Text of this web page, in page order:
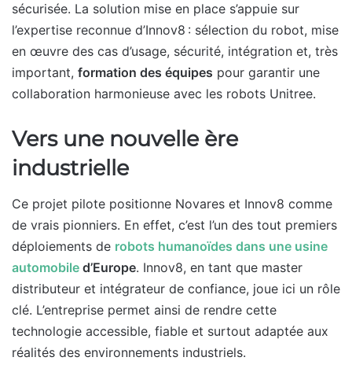
sécurisée. La solution mise en place s’appuie sur
l’expertise reconnue d’Innov8 : sélection du robot, mise
en œuvre des cas d’usage, sécurité, intégration et, très
important, formation des équipes pour garantir une
collaboration harmonieuse avec les robots Unitree.
Vers une nouvelle ère
industrielle
Ce projet pilote positionne Novares et Innov8 comme
de vrais pionniers. En effet, c’est l’un des tout premiers
déploiements de robots humanoïdes dans une usine
automobile d’Europe. Innov8, en tant que master
distributeur et intégrateur de confiance, joue ici un rôle
clé. L’entreprise permet ainsi de rendre cette
technologie accessible, fiable et surtout adaptée aux
réalités des environnements industriels.